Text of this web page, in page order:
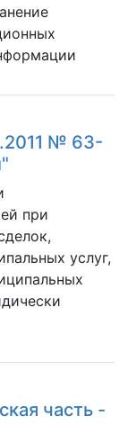
№ 63-
при
услуг,
часть -